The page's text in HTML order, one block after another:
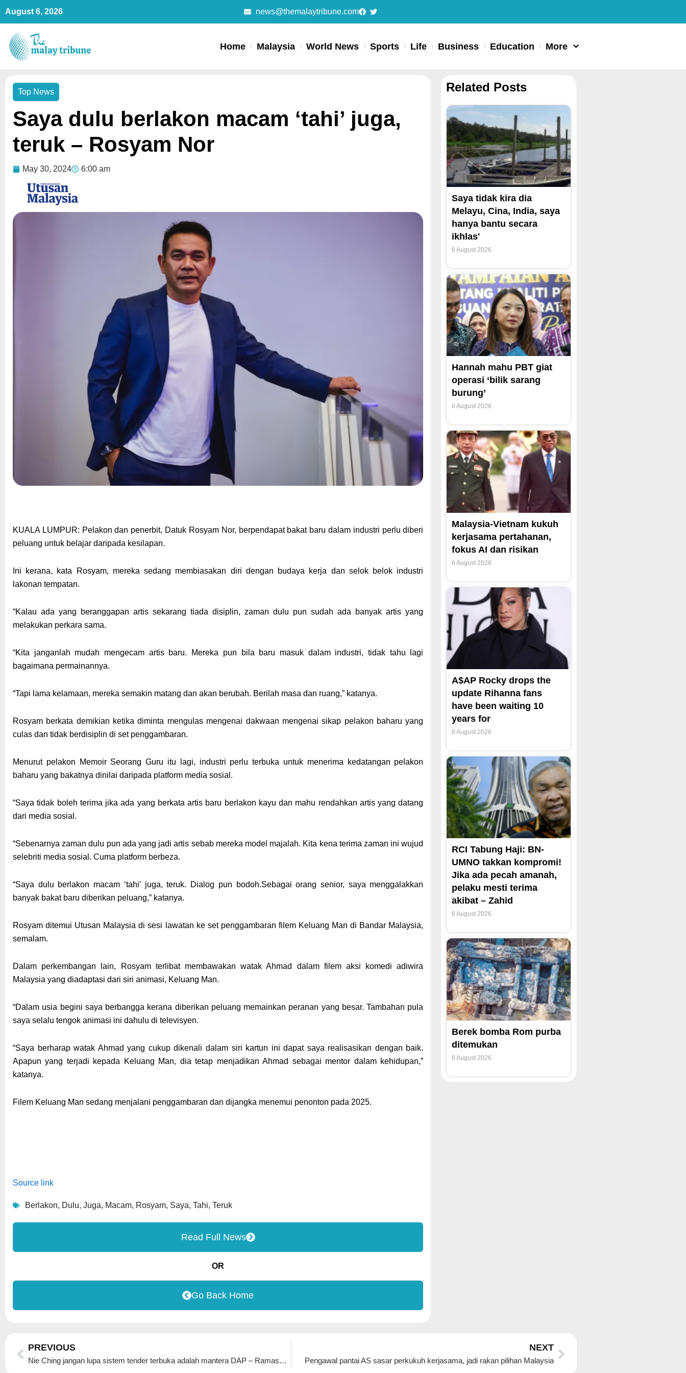
Skip
content
August 6, 2026 news@themalaytribune.com
Home Malaysia World News Sports Life Business Education More
Top News
Saya dulu berlakon macam ‘tahi’ juga,
teruk – Rosyam Nor
May 30, 2024 6:00 am
KUALA LUMPUR: Pelakon dan penerbit, Datuk Rosyam Nor, berpendapat bakat baru dalam industri perlu diberi
peluang untuk belajar daripada kesilapan.
Ini kerana, kata Rosyam, mereka sedang membiasakan diri dengan budaya kerja dan selok belok industri
lakonan tempatan.
“Kalau ada yang beranggapan artis sekarang tiada disiplin, zaman dulu pun sudah ada banyak artis yang
melakukan perkara sama.
“Kita janganlah mudah mengecam artis baru. Mereka pun bila baru masuk dalam industri, tidak tahu lagi
bagaimana permainannya.
“Tapi lama kelamaan, mereka semakin matang dan akan berubah. Berilah masa dan ruang,” katanya.
Rosyam berkata demikian ketika diminta mengulas mengenai dakwaan mengenai sikap pelakon baharu yang
culas dan tidak berdisiplin di set penggambaran.
Menurut pelakon Memoir Seorang Guru itu lagi, industri perlu terbuka untuk menerima kedatangan pelakon
baharu yang bakatnya dinilai daripada platform media sosial.
“Saya tidak boleh terima jika ada yang berkata artis baru berlakon kayu dan mahu rendahkan artis yang datang
dari media sosial.
“Sebenarnya zaman dulu pun ada yang jadi artis sebab mereka model majalah. Kita kena terima zaman ini wujud
selebriti media sosial. Cuma platform berbeza.
“Saya dulu berlakon macam ‘tahi’ juga, teruk. Dialog pun bodoh.Sebagai orang senior, saya menggalakkan
banyak bakat baru diberikan peluang,” katanya.
Rosyam ditemui Utusan Malaysia di sesi lawatan ke set penggambaran filem Keluang Man di Bandar Malaysia,
semalam.
Dalam perkembangan lain, Rosyam terlibat membawakan watak Ahmad dalam filem aksi komedi adiwira
Malaysia yang diadaptasi dari siri animasi, Keluang Man.
“Dalam usia begini saya berbangga kerana diberikan peluang memainkan peranan yang besar. Tambahan pula
saya selalu tengok animasi ini dahulu di televisyen.
“Saya berharap watak Ahmad yang cukup dikenali dalam siri kartun ini dapat saya realisasikan dengan baik.
Apapun yang terjadi kepada Keluang Man, dia tetap menjadikan Ahmad sebagai mentor dalam kehidupan,”
katanya.
Filem Keluang Man sedang menjalani penggambaran dan dijangka menemui penonton pada 2025.
Source link
Berlakon, Dulu, Juga, Macam, Rosyam, Saya, Tahi, Teruk
Read Full News
OR
Go Back Home
Related Posts
Saya tidak kira dia
Melayu, Cina, India, saya
hanya bantu secara
ikhlas'
6 August 2026
Hannah mahu PBT giat
operasi ‘bilik sarang
burung’
6 August 2026
Malaysia-Vietnam kukuh
kerjasama pertahanan,
fokus AI dan risikan
6 August 2026
A$AP Rocky drops the
update Rihanna fans
have been waiting 10
years for
6 August 2026
RCI Tabung Haji: BN-
UMNO takkan kompromi!
Jika ada pecah amanah,
pelaku mesti terima
akibat – Zahid
6 August 2026
Berek bomba Rom purba
ditemukan
6 August 2026
Prev
PREVIOUS
Nie Ching jangan lupa sistem tender terbuka adalah mantera DAP – Ramasamy
NEXT
Pengawal pantai AS sasar perkukuh kerjasama, jadi rakan pilihan Malaysia
Next